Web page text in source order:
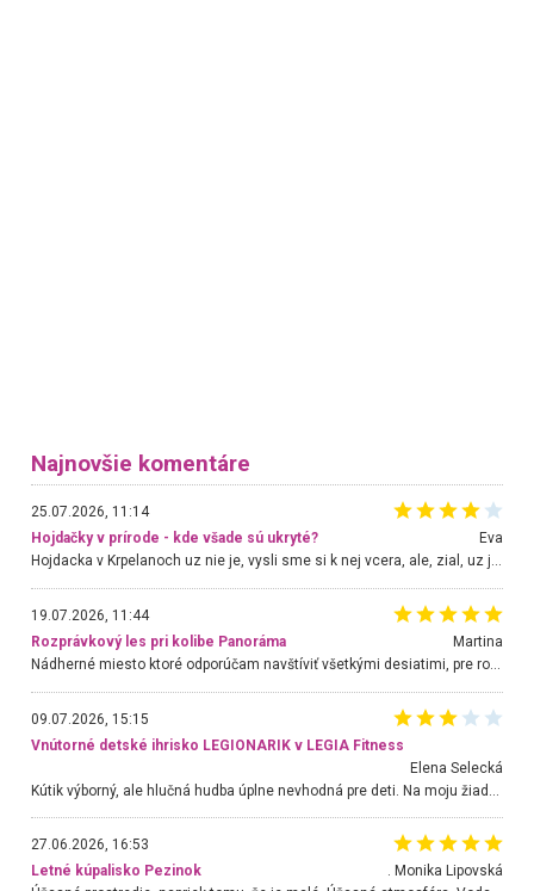
Najnovšie komentáre
25.07.2026, 11:14
Hojdačky v prírode - kde všade sú ukryté?
Eva
Hojdacka v Krpelanoch uz nie je, vysli sme si k nej vcera, ale, zial, uz je znicena. Ak sem planujete cestu len kvoli hojdacke, mozete si ju usetrit. Krasny vyhlad je tu vsak aj bez hojdacky :-)
19.07.2026, 11:44
Rozprávkový les pri kolibe Panoráma
Martina
Nádherné miesto ktoré odporúčam navštíviť všetkými desiatimi, pre rodiny s deťmi, dôchodcom... Proste a jednoducho ozaj rozprávkový les.. určite ešte prídeme. Odniesli sme si na pamiatku krásne tričká,
09.07.2026, 15:15
Vnútorné detské ihrisko LEGIONARIK v LEGIA Fitness
Elena Selecká
27.06.2026, 16:53
Letné kúpalisko Pezinok
. Monika Lipovská